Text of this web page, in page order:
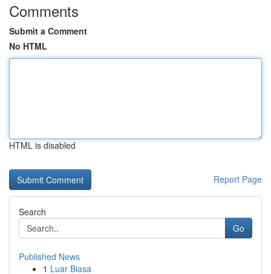
Comments
Submit a Comment
No HTML
HTML is disabled
Report Page
Search
Go
Published News
1 Luar Biasa